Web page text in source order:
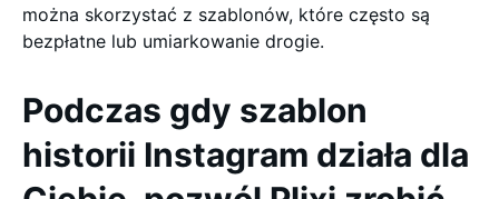
można skorzystać z szablonów, które często są
bezpłatne lub umiarkowanie drogie.
Podczas gdy szablon
historii Instagram działa dla